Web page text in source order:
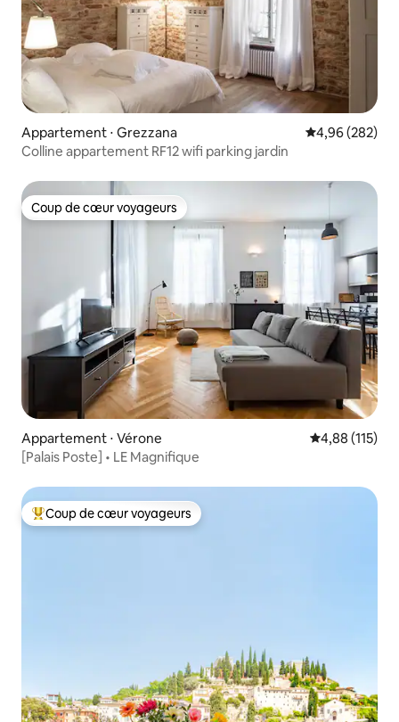
Appartement ⋅ Grezzana Évaluation
4,96 (282)
Colline appartement RF12 wifi parking jardin
Coup de cœur voyageurs
Coup de cœur voyageurs
Appartement ⋅ Vérone Évaluation
4,88 (115)
[Palais Poste] • LE Magnifique
Coups de cœur voyageurs les plus appréciés
Coup de cœur voyageurs